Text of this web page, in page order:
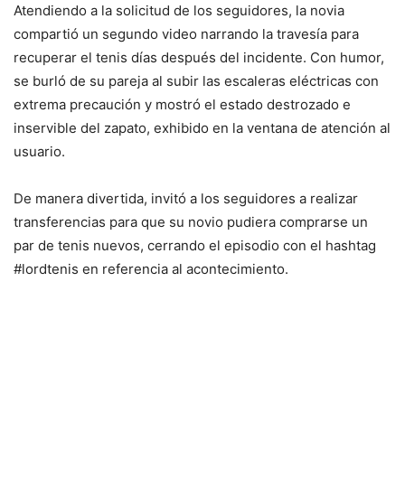
Atendiendo a la solicitud de los seguidores, la novia
compartió un segundo video narrando la travesía para
recuperar el tenis días después del incidente. Con humor,
se burló de su pareja al subir las escaleras eléctricas con
extrema precaución y mostró el estado destrozado e
inservible del zapato, exhibido en la ventana de atención al
usuario.
De manera divertida, invitó a los seguidores a realizar
transferencias para que su novio pudiera comprarse un
par de tenis nuevos, cerrando el episodio con el hashtag
#lordtenis en referencia al acontecimiento.